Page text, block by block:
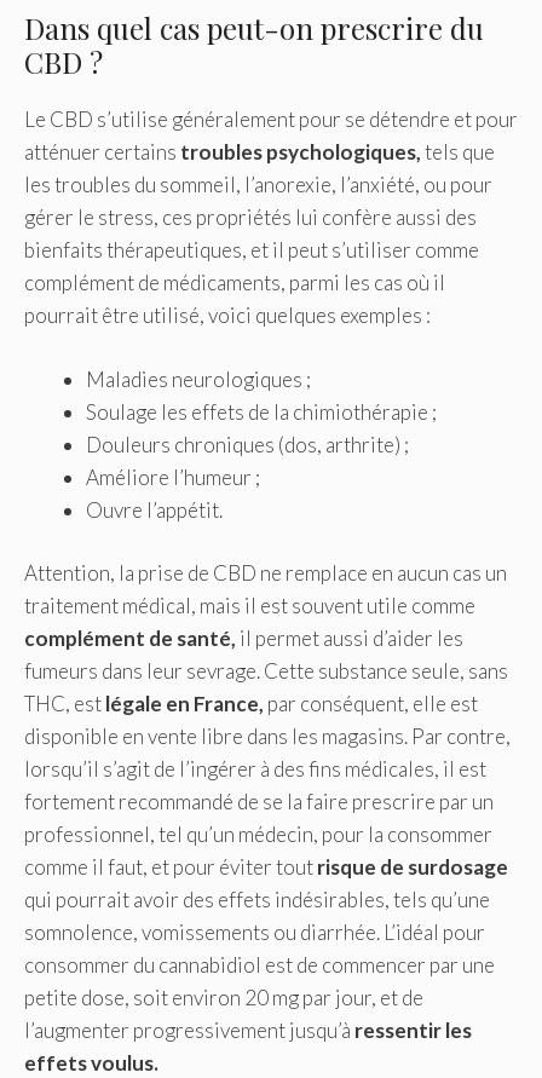
Dans quel cas peut-on prescrire du
CBD ?
Le CBD s’utilise généralement pour se détendre et pour
atténuer certains troubles psychologiques,tels que
les troubles du sommeil, l’anorexie, l’anxiété, ou pour
gérer le stress, ces propriétés lui confère aussi des
bienfaits thérapeutiques, et il peut s’utiliser comme
complément de médicaments, parmi les cas où il
pourrait être utilisé, voici quelques exemples :
Maladies neurologiques ;
Soulage les effets de la chimiothérapie ;
Douleurs chroniques (dos, arthrite) ;
Améliore l’humeur ;
Ouvre l’appétit.
Attention, la prise de CBD ne remplace en aucun cas un
traitement médical, mais il est souvent utile comme
complément de santé, il permet aussi d’aider les
fumeurs dans leur sevrage. Cette substance seule, sans
THC, estlégale en France, par conséquent, elle est
disponible en vente libre dans les magasins. Par contre,
lorsqu’il s’agit de l’ingérer à des fins médicales, il est
fortement recommandé de se la faire prescrire par un
professionnel, tel qu’un médecin, pour la consommer
comme il faut, et pour éviter toutrisque de surdosage
qui pourrait avoir des effets indésirables, tels qu’une
somnolence, vomissements ou diarrhée. L’idéal pour
consommer du cannabidiol est de commencer par une
petite dose, soit environ 20 mg par jour, et de
l’augmenter progressivement jusqu’à ressentir les
effets voulus.